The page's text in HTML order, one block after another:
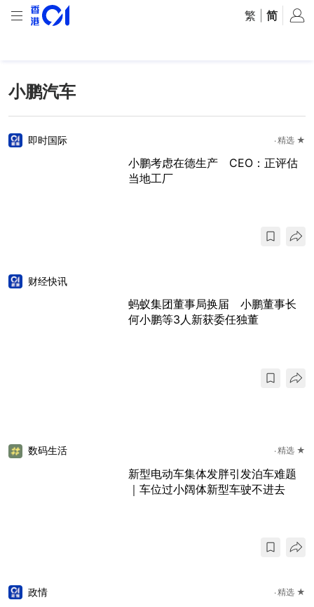
繁 简
小鹏汽车
即时国际 精选 ★
小鹏考虑在德生产 CEO：正评估
当地工厂
财经快讯
蚂蚁集团董事局换届 小鹏董事长
何小鹏等3人新获委任独董
数码生活 精选 ★
新型电动车集体发胖引发泊车难题
｜车位过小阔体新型车驶不进去
政情 精选 ★